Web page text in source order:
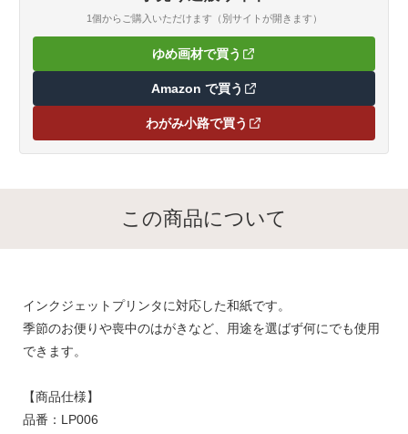
1個からご購入いただけます（別サイトが開きます）
ゆめ画材で買う（新しいタブで開きます）
Amazon で買う（新しいタブで開きます）
わがみ小路で買う（新しいタブで開きます）
この商品について
インクジェットプリンタに対応した和紙です。
季節のお便りや喪中のはがきなど、用途を選ばず何にでも使用
できます。
【商品仕様】
品番：LP006